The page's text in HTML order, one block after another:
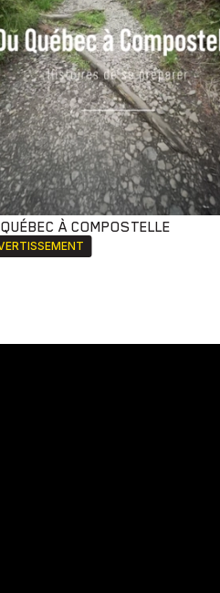
À COMPOSTELLE